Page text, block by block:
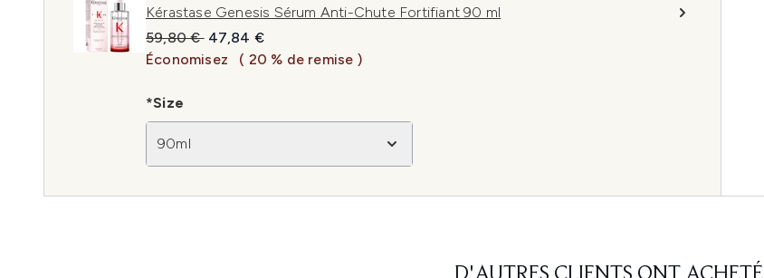
Kérastase Genesis Sérum Anti-Chute Fortifiant 90 ml
Prix de vente :
59,80 € Prix ​​actuel :
47,84 €
Économisez
( 20 % de remise )
*Size
90ml